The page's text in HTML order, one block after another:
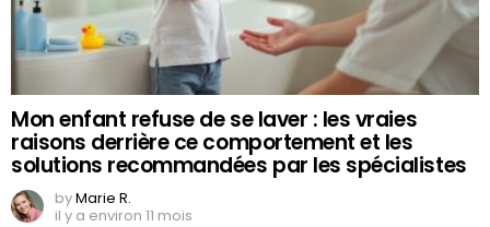
Mon enfant refuse de se laver : les vraies
raisons derrière ce comportement et les
solutions recommandées par les spécialistes
byMarie R.
il y a environ 11 mois